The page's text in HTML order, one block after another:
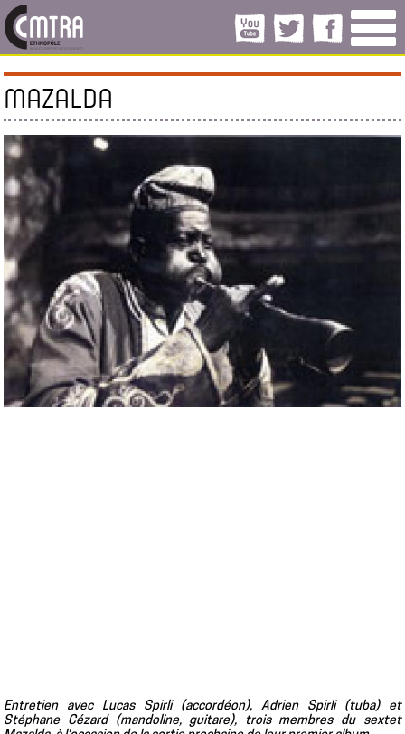
MAZALDA
Entretien avec Lucas Spirli (accordéon), Adrien Spirli (tuba) et
Stéphane Cézard (mandoline, guitare), trois membres du sextet